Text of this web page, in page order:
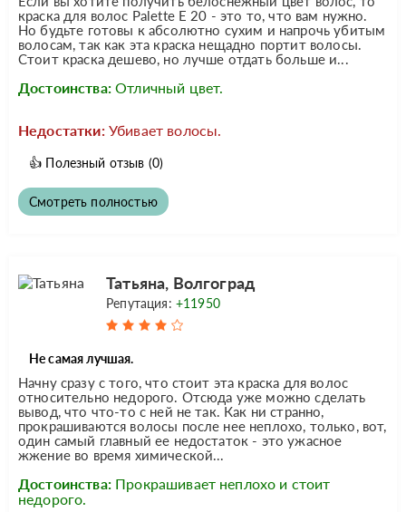
краска для волос Palette Е 20 - это то, что вам нужно.
Но будьте готовы к абсолютно сухим и напрочь убитым
волосам, так как эта краска нещадно портит волосы.
Стоит краска дешево, но лучше отдать больше и...
Достоинства: Отличный цвет.
Недостатки: Убивает волосы.
👍 Полезный отзыв (0)
Смотреть полностью
Татьяна, Волгоград
Репутация: +11950
Не самая лучшая.
Начну сразу с того, что стоит эта краска для волос
относительно недорого. Отсюда уже можно сделать
вывод, что что-то с ней не так. Как ни странно,
прокрашиваются волосы после нее неплохо, только, вот,
один самый главный ее недостаток - это ужасное
жжение во время химической...
Достоинства: Прокрашивает неплохо и стоит
недорого.